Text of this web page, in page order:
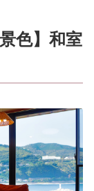
色】和室